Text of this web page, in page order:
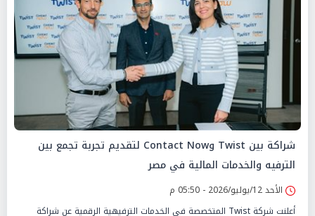
شراكة بين Twist وContact Now لتقديم تجربة تجمع بين
الترفيه والخدمات المالية في مصر
الأحد 12/يوليو/2026 - 05:50 م
أعلنت شركة Twist المتخصصة في الخدمات الترفيهية الرقمية عن شراكة